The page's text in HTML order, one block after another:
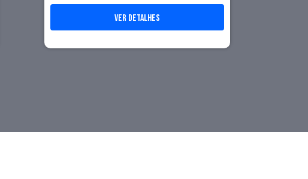
ver detalhes